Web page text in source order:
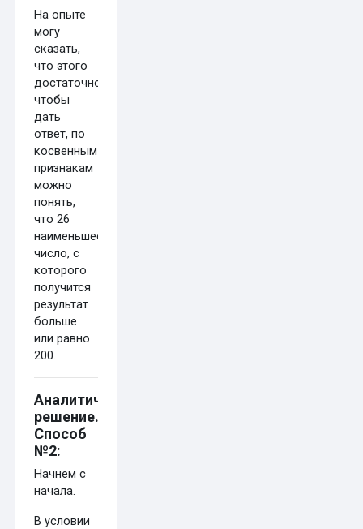
На опыте
могу
сказать,
что этого
достаточно,
чтобы
дать
ответ, по
косвенным
признакам
можно
понять,
что 26
наименьшее
число, с
которого
получится
результат
больше
или равно
200.
Аналитическое
решение.
Способ
№2:
Начнем с
начала.
В условии